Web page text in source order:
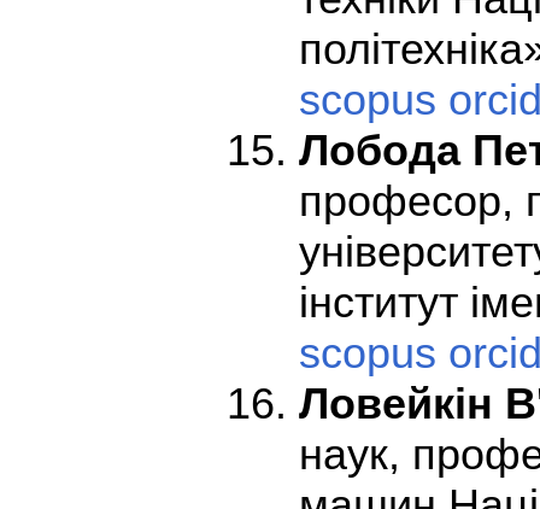
scopus
Лобода
професор,
інститут
scopus
Ловейкін
наук,